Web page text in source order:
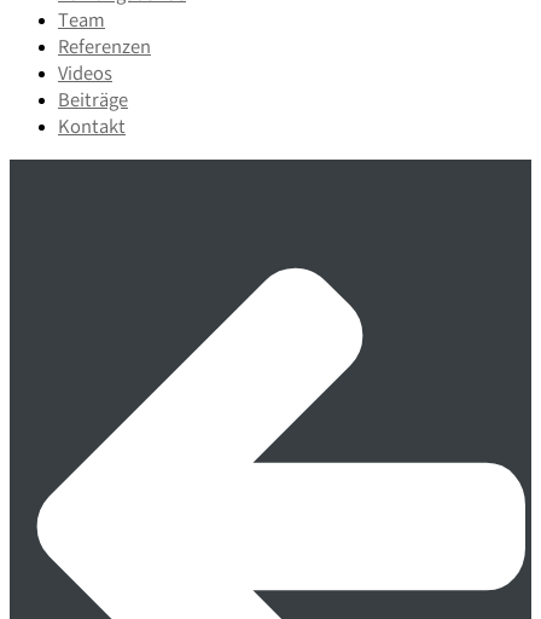
Team
Referenzen
Videos
Beiträge
Kontakt